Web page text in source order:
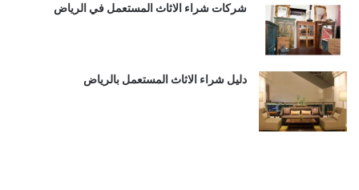
شركات شراء الاثاث المستعمل في الرياض
دليل شراء الاثاث المستعمل بالرياض